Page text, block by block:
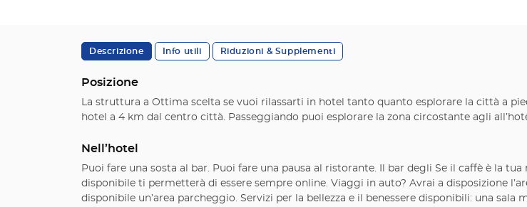
Descrizione Info utili Riduzioni & Supplementi
Posizione
La struttura a Ottima scelta se vuoi rilassarti in hotel tanto quanto esplorare la città a
hotel a 4 km dal centro città. Passeggiando puoi esplorare la zona circostante agli
Nell’hotel
Puoi fare una sosta al bar. Puoi fare una pausa al ristorante. Il bar degli Se il caffè è la
disponibile ti permetterà di essere sempre online. Viaggi in auto? Avrai a disposizione
disponibile un’area parcheggio. Servizi per la bellezza e il benessere disponibili: una